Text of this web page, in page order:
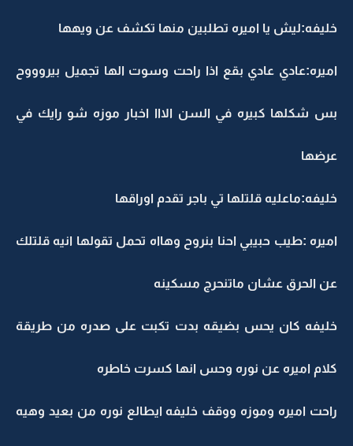
خليفه:ليش يا اميره تطلبين منها تكشف عن ويهها
اميره:عادي عادي بقع اذا راحت وسوت الها تجميل بيروووح
بس شكلها كبيره في السن الااا اخبار موزه شو رايك في
عرضها
خليفه:ماعليه قلتلها تي باجر تقدم اوراقها
اميره :طيب حبيبي احنا بنروح وهااه تحمل تقولها انيه قلتلك
عن الحرق عشان ماتنحرج مسكينه
خليفه كان يحس بضيقه بدت تكبت على صدره من طريقة
كلام اميره عن نوره وحس انها كسرت خاطره
راحت اميره وموزه ووقف خليفه ايطالع نوره من بعيد وهيه